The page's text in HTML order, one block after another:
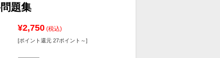
題集
¥2,750 (税込)
[ポイント還元 27ポイント～]